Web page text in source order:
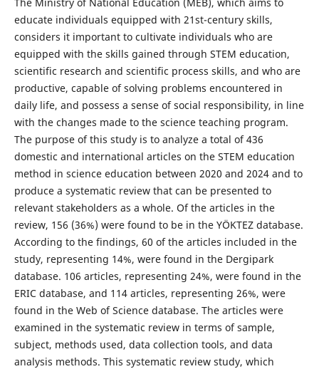
educate individuals equipped with 21st-century skills,
considers it important to cultivate individuals who are
equipped with the skills gained through STEM education,
scientific research and scientific process skills, and who are
productive, capable of solving problems encountered in
daily life, and possess a sense of social responsibility, in line
with the changes made to the science teaching program.
The purpose of this study is to analyze a total of 436
domestic and international articles on the STEM education
method in science education between 2020 and 2024 and to
produce a systematic review that can be presented to
relevant stakeholders as a whole. Of the articles in the
review, 156 (36%) were found to be in the YÖKTEZ database.
According to the findings, 60 of the articles included in the
study, representing 14%, were found in the Dergipark
database. 106 articles, representing 24%, were found in the
ERIC database, and 114 articles, representing 26%, were
found in the Web of Science database. The articles were
examined in the systematic review in terms of sample,
subject, methods used, data collection tools, and data
analysis methods. This systematic review study, which